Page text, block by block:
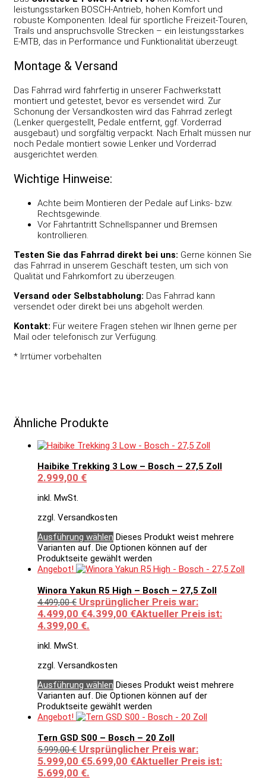
leistungsstarken BOSCH-Antrieb, hohen Komfort und
robuste Komponenten. Ideal für sportliche Freizeit-Touren,
Trails und anspruchsvolle Strecken – ein leistungsstarkes
E-MTB, das in Performance und Funktionalität überzeugt.
Montage & Versand
Das Fahrrad wird fahrfertig in unserer Fachwerkstatt
montiert und getestet, bevor es versendet wird. Zur
Schonung der Versandkosten wird das Fahrrad zerlegt
(Lenker quergestellt, Pedale entfernt, ggf. Vorderrad
ausgebaut) und sorgfältig verpackt. Nach Erhalt müssen nur
noch Pedale montiert sowie Lenker und Vorderrad
ausgerichtet werden.
Wichtige Hinweise:
Achte beim Montieren der Pedale auf Links- bzw.
Rechtsgewinde.
Vor Fahrtantritt Schnellspanner und Bremsen
kontrollieren.
Testen Sie das Fahrrad direkt bei uns: Gerne können Sie
das Fahrrad in unserem Geschäft testen, um sich von
Qualität und Fahrkomfort zu überzeugen.
Versand oder Selbstabholung: Das Fahrrad kann
versendet oder direkt bei uns abgeholt werden.
Kontakt: Für weitere Fragen stehen wir Ihnen gerne per
Mail oder telefonisch zur Verfügung.
* Irrtümer vorbehalten
Ähnliche Produkte
Haibike Trekking 3 Low – Bosch – 27,5 Zoll
2.999,00 €
inkl. MwSt.
zzgl. Versandkosten
Ausführung wählen Dieses Produkt weist mehrere
Varianten auf. Die Optionen können auf der
Produktseite gewählt werden
Angebot!
Winora Yakun R5 High – Bosch – 27,5 Zoll
4.499,00€ Ursprünglicher Preis war:
4.499,00 €4.399,00 €Aktueller Preis ist:
4.399,00 €.
inkl. MwSt.
zzgl. Versandkosten
Ausführung wählen Dieses Produkt weist mehrere
Varianten auf. Die Optionen können auf der
Produktseite gewählt werden
Angebot!
Tern GSD S00 – Bosch – 20 Zoll
5.999,00€ Ursprünglicher Preis war:
5.999,00 €5.699,00 €Aktueller Preis ist:
5.699,00 €.